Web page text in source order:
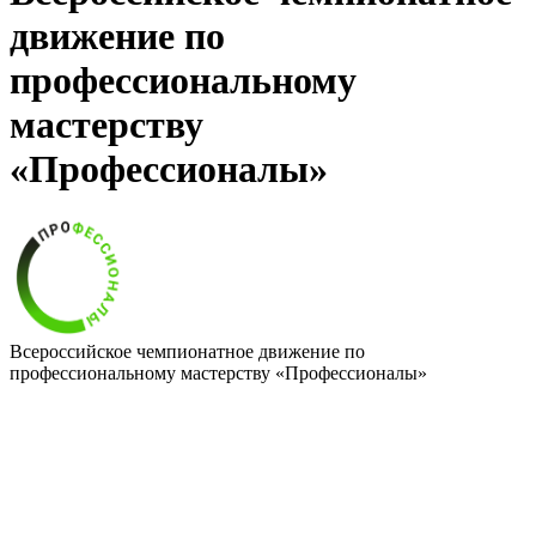
движение по
профессиональному
мастерству
«Профессионалы»
Всероссийское чемпионатное движение по
профессиональному мастерству «Профессионалы»